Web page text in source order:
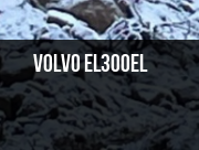
Volvo EL300El